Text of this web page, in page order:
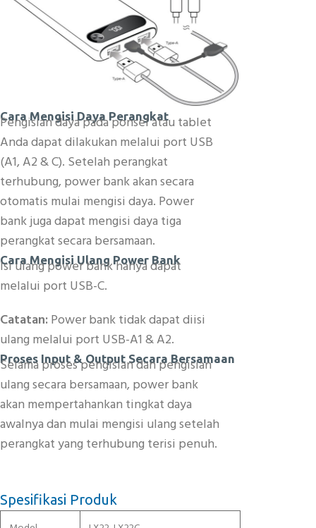
Cara Mengisi Daya Perangkat
Pengisian daya pada ponsel atau tablet
Anda dapat dilakukan melalui port USB
(A1, A2 & C). Setelah perangkat
terhubung, power bank akan secara
otomatis mulai mengisi daya. Power
bank juga dapat mengisi daya tiga
perangkat secara bersamaan.
Cara Mengisi Ulang Power Bank
Isi ulang power bank hanya dapat
melalui port USB-C.
Catatan:Power bank tidak dapat diisi
ulang melalui port USB-A1 & A2.
Proses Input & Output Secara Bersamaan
Selama proses pengisian dan pengisian
ulang secara bersamaan, power bank
akan mempertahankan tingkat daya
awalnya dan mulai mengisi ulang setelah
perangkat yang terhubung terisi penuh.
Spesifikasi Produk